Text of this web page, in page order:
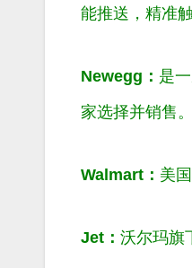
能推送，精准
Newegg： 是
家选择并销售。
Walmart： 美
Jet： 沃尔玛旗